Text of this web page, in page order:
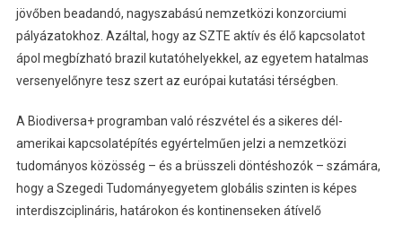
jövőben beadandó, nagyszabású nemzetközi konzorciumi
pályázatokhoz. Azáltal, hogy az SZTE aktív és élő kapcsolatot
ápol megbízható brazil kutatóhelyekkel, az egyetem hatalmas
versenyelőnyre tesz szert az európai kutatási térségben.
A Biodiversa+ programban való részvétel és a sikeres dél-
amerikai kapcsolatépítés egyértelműen jelzi a nemzetközi
tudományos közösség – és a brüsszeli döntéshozók – számára,
hogy a Szegedi Tudományegyetem globális szinten is képes
interdiszciplináris, határokon és kontinenseken átívelő